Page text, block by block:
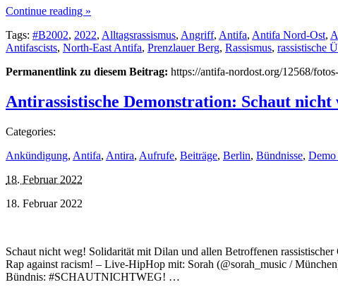
Continue reading »
Tags: #B2002, 2022, Alltagsrassismus, Angriff, Antifa, Antifa Nord-Ost,
Antifascists, North-East Antifa, Prenzlauer Berg, Rassismus, rassistische
Permanentlink zu diesem Beitrag: https://antifa-nordost.org/12568/
Antirassistische Demonstration: Schaut nicht
Categories:
Ankündigung, Antifa, Antira, Aufrufe, Beiträge, Berlin, Bündnisse,
18. Februar 2022
18. Februar 2022
Schaut nicht weg! Solidarität mit Dilan und allen Betroffenen
Rap against racism! – Live-HipHop mit: Sorah (@sorah_music /
Bündnis: #SCHAUTNICHTWEG! …